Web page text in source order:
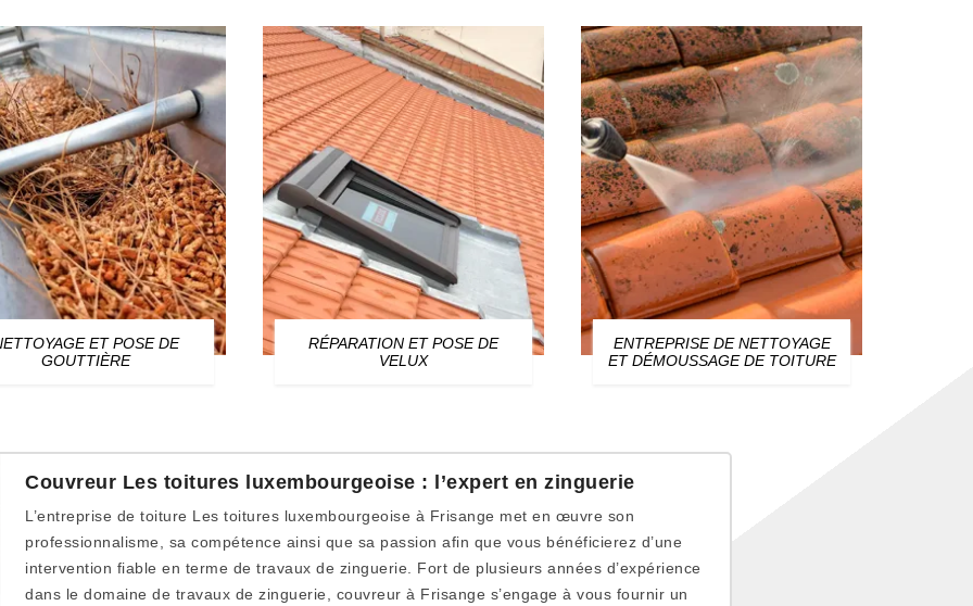
ET POSE DE
GOUTTIÈRE
RÉPARATION ET POSE DE
VELUX
ENTREPRISE DE NETTOYAGE
ET DÉMOUSSAGE DE TOITURE
Couvreur Les toitures luxembourgeoise : l’expert en zinguerie
L’entreprise de toiture Les toitures luxembourgeoise à Frisange met en œuvre son
professionnalisme, sa compétence ainsi que sa passion afin que vous bénéficierez d’une
intervention fiable en terme de travaux de zinguerie. Fort de plusieurs années d’expérience
dans le domaine de travaux de zinguerie, couvreur à Frisange s’engage à vous fournir un